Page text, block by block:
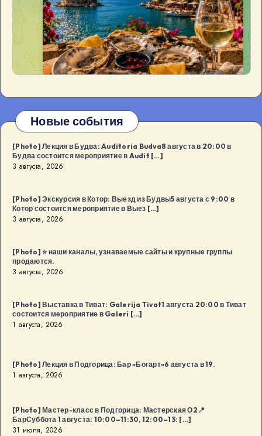
Новые события
[Photo] Лекция в Будва: Auditoria Budva8 августа в 20:00 в
Будва состоится мероприятие в Audit […]
3 августа, 2026
[Photo] Экскурсия в Котор: Выезд из Будвы5 августа с 9:00 в
Котор состоится мероприятие в Выез […]
3 августа, 2026
[Photo] ⭐️ наши каналы, узнаваемые сайты и крупные группы
продаются.
3 августа, 2026
[Photo] Выставка в Тиват: Galerija Tivat1 августа 20:00 в Тиват
состоится мероприятие в Galeri […]
1 августа, 2026
[Photo] Лекция в Подгорица: Бар «Богарт»6 августа в 19.
1 августа, 2026
[Photo] Мастер-класс в Подгорица: Мастерская О2📍
БарСуббота 1 августа: 10:00–11:30, 12:00–13: […]
31 июля, 2026